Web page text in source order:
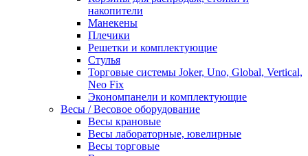
накопители
Манекены
Плечики
Решетки и комплектующие
Стулья
Торговые системы Joker, Uno, Global, Vertical,
Neo Fix
Экономпанели и комплектующие
Весы / Весовое оборудование
Весы крановые
Весы лабораторные, ювелирные
Весы торговые